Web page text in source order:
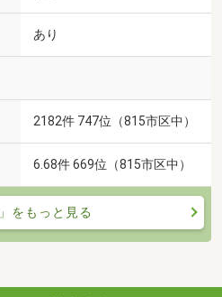
あり
2182件 747位（815市区中）
6.68件 669位（815市区中）
」をもっと見る